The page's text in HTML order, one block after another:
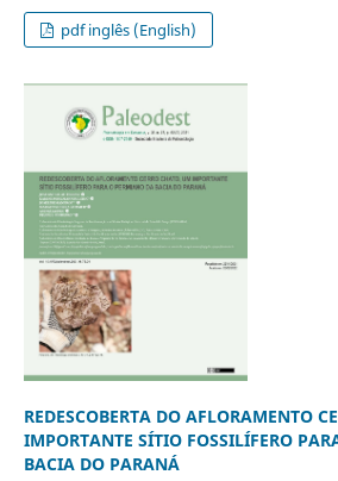
pdf inglês (English)
REDESCOBERTA DO AFLORAMENTO
IMPORTANTE SÍTIO FOSSILÍFERO
BACIA DO PARANÁ